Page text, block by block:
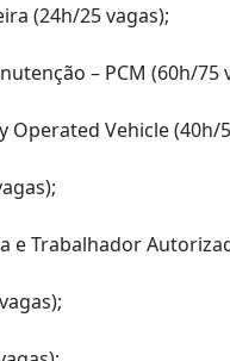
(24h/25 vagas);
– PCM (60h/75
Operated Vehicle (40h/
e Trabalhador